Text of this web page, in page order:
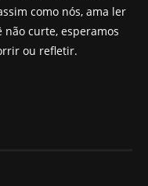
como nós, ama ler
não curte, esperamos
ou refletir.